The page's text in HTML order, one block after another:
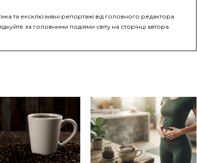
та ексклюзивні репортажі від головного редактора
за головними подіями світу на сторінці автора.